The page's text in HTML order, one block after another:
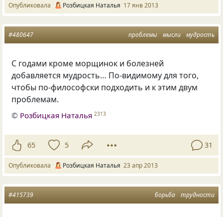
Опубликовала Розбицкая Наталья 17 янв 2013
проблемы мысли мудрость
#480647
С годами кроме морщинок и болезней
добавляется мудрость… По-видимому для того,
чтобы по-философски подходить и к этим двум
проблемам.
© Розбицкая Наталья 2313
65 5 31
Опубликовала Розбицкая Наталья 23 апр 2013
борьба трудности
#415739